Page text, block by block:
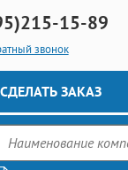
215-15-89
звонок
ЗАКАЗ